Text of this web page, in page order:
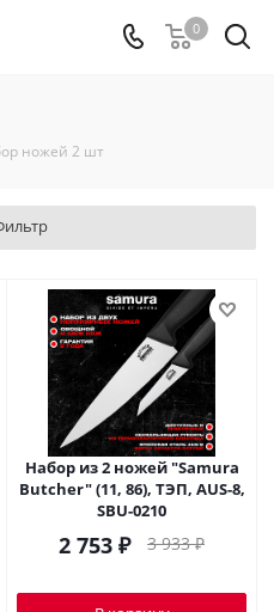
0
ножей 2 шт
Набор из 2 ножей "Samura
Butcher" (11, 86), ТЭП, AUS-8,
SBU-0210
2 753 ₽ 3 933₽